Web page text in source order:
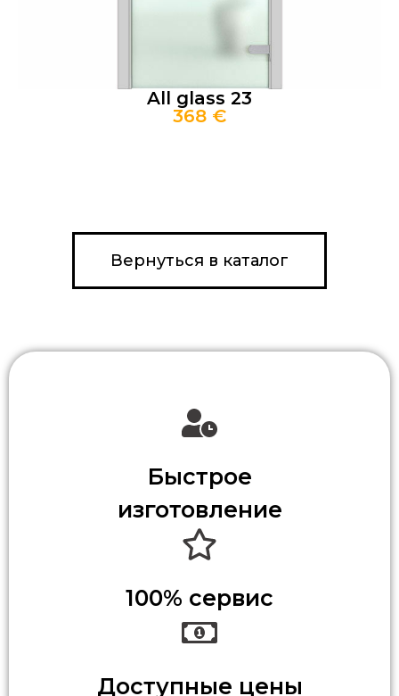
All glass 23
368 €
Вернуться в каталог
Быстрое
изготовление
100% сервис
Доступные цены